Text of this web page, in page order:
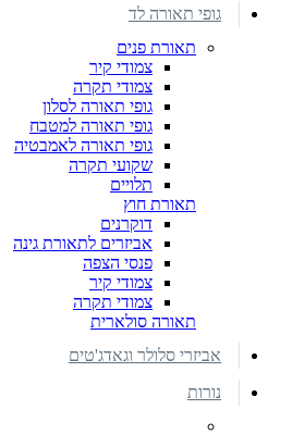
גופי תאורה לד
תאורת פנים
צמודי קיר
צמודי תקרה
גופי תאורה לסלון
גופי תאורה למטבח
גופי תאורה לאמבטיה
שקועי תקרה
תלויים
תאורת חוץ
דוקרנים
אביזרים לתאורת גינה
פנסי הצפה
צמודי קיר
צמודי תקרה
תאורה סולארית
אביזרי סלולר וגאדג'טים
נורות